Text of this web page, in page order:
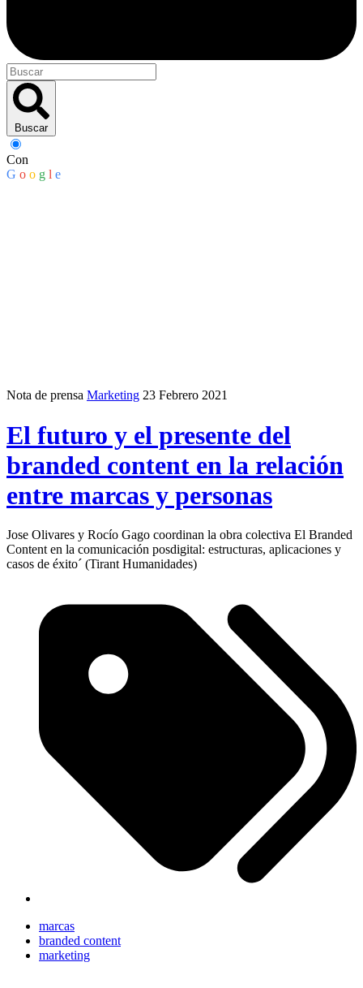
Buscar
Con
G o o g l e
Nota de prensa Marketing 23 Febrero 2021
El futuro y el presente del
branded content en la relación
entre marcas y personas
Jose Olivares y Rocío Gago coordinan la obra colectiva El Branded
Content en la comunicación posdigital: estructuras, aplicaciones y
casos de éxito´ (Tirant Humanidades)
marcas
branded content
marketing